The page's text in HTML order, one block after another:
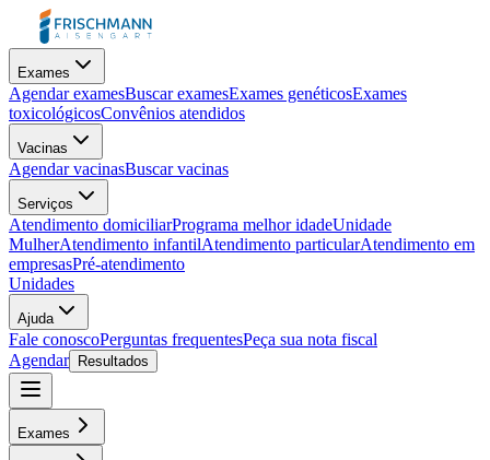
Exames
Agendar examesBuscar examesExames genéticosExames
toxicológicosConvênios atendidos
Vacinas
Agendar vacinasBuscar vacinas
Serviços
Atendimento domiciliarPrograma melhor idadeUnidade
MulherAtendimento infantilAtendimento particularAtendimento em
empresasPré-atendimento
Unidades
Ajuda
Fale conoscoPerguntas frequentesPeça sua nota fiscal
Agendar
Resultados
Exames